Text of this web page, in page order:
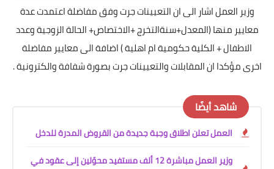
وزير العمل اشار الى ان التعيينات جرت وفق مفاضلة اعتمدت عدة
معايير منها (المعدل+سنةالتخرج +الاختصاص+ الحالة الزوجية وعدد
الاطفال + الكلية حكومية ام اهلية ) اضافة الى معايير مفاضلة
اخرى مؤكدا ان المقابلات والتعيينات جرت بصورة شفافة والكترونية .
شاهد أيضًا
العمل تعلن اطلاق وجبة جديدة من القروض المدرة للدخل
وزير العمل مباشرة 12 ألف مستفيد محوّلين إلى عقود في